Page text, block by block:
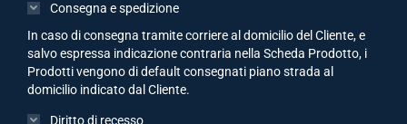
Consegna e spedizione
In caso di consegna tramite corriere al domicilio del Cliente, e
salvo espressa indicazione contraria nella Scheda Prodotto, i
Prodotti vengono di default consegnati piano strada al
domicilio indicato dal Cliente.
Diritto di recesso